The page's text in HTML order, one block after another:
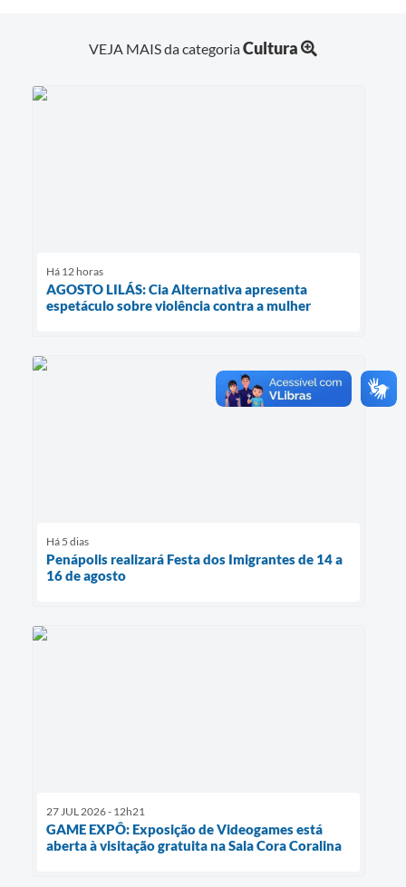
VEJA MAIS da categoriaCultura
Há 12 horas
AGOSTO LILÁS: Cia Alternativa apresenta
espetáculo sobre violência contra a mulher
Há 5 dias
Penápolis realizará Festa dos Imigrantes de 14 a
16 de agosto
27 JUL 2026 - 12h21
GAME EXPÔ: Exposição de Videogames está
aberta à visitação gratuita na Sala Cora Coralina